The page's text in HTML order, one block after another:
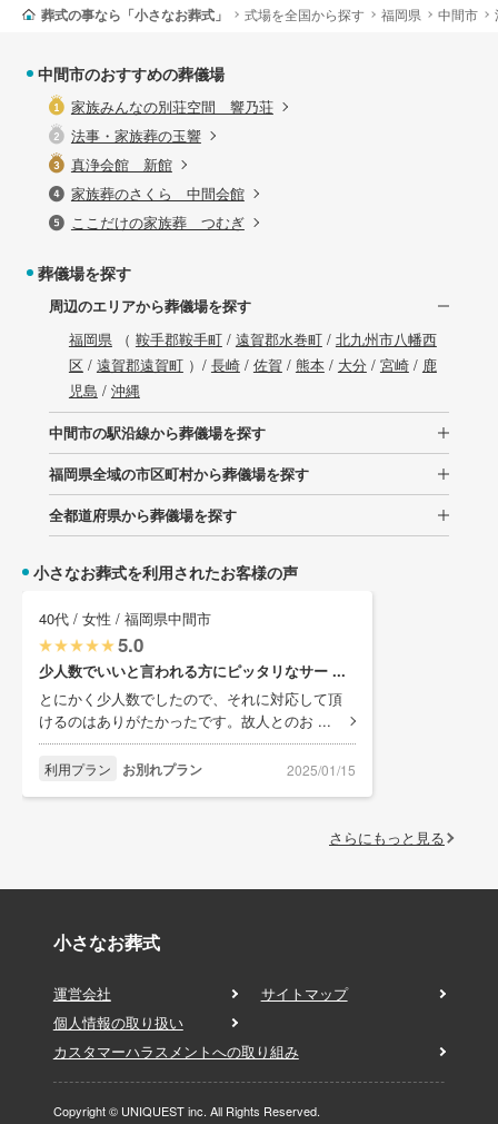
葬式の事なら「小さなお葬式」 式場を全国から探す 福岡県 中間市
中間市のおすすめの葬儀場
家族みんなの別荘空間 響乃荘
法事・家族葬の玉響
真浄会館 新館
家族葬のさくら 中間会館
ここだけの家族葬 つむぎ
葬儀場を探す
周辺のエリアから葬儀場を探す
福岡県（ 鞍手郡鞍手町/ 遠賀郡水巻町/ 北九州市八幡西
区 / 遠賀郡遠賀町）/ 長崎/ 佐賀 / 熊本/ 大分 / 宮崎/ 鹿
児島 / 沖縄
中間市の駅沿線から葬儀場を探す
福岡県全域の市区町村から葬儀場を探す
全都道府県から葬儀場を探す
小さなお葬式を利用されたお客様の声
40代 / 女性 / 福岡県中間市
5.0
少人数でいいと言われる方にピッタリなサー ...
とにかく少人数でしたので、それに対応して頂
けるのはありがたかったです。故人とのお ...
利用プラン お別れプラン 2025/01/15
さらにもっと見る
小さなお葬式
運営会社
サイトマップ
個人情報の取り扱い
カスタマーハラスメントへの取り組み
Copyright © UNIQUEST inc. All Rights Reserved.